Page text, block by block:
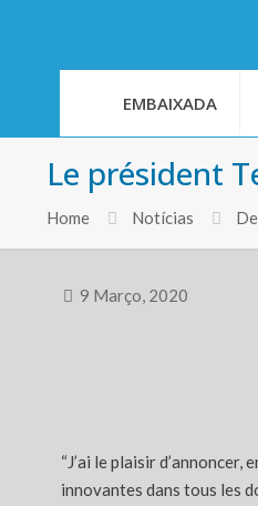
EMBAIXADA
Le président
Home Notícias
9 Março, 2020
“J’ai le plaisir
innovantes dans tous les